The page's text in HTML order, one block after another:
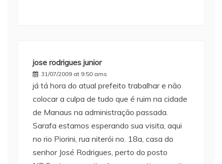
jose rodrigues junior
31/07/2009 at 9:50 ams
já tá hora do atual prefeito trabalhar e não
colocar a culpa de tudo que é ruim na cidade
de Manaus na administração passada.
Sarafa estamos esperando sua visita, aqui
no rio Piorini, rua niterói no. 18a, casa do
senhor José Rodrigues, perto do posto